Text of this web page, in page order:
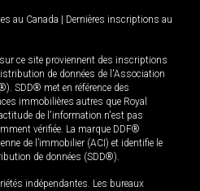
au Canada
Dernières inscriptions au
ce site proviennent des inscriptions
de données de l'Association
SDD® met en référence des
immobilières autres que Royal
de l'information n'est pas
vérifiée. La marque DDF®
de l’immobilier (ACI) et identifie le
de données (SDD®).
indépendantes. Les bureaux